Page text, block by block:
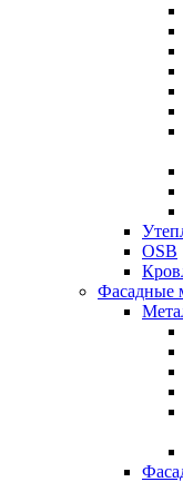
OSB
Фасадные